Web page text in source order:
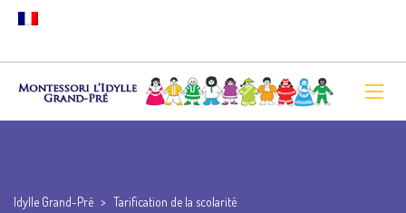
Idylle Grand-Pré > Tarification de la scolarité